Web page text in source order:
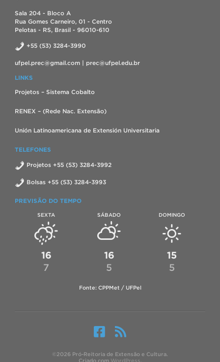
Sala 204 - Bloco A
Rua Gomes Carneiro, 01 - Centro
Pelotas - RS, Brasil - 96010-610
+55 (53) 3284-3990
ufpel.prec@gmail.com | prec@ufpel.edu.br
LINKS
Projetos – Sistema Cobalto
RENEX – (Rede Nac. Extensão)
Unión Latinoamericana de Extensión Universitaria
TELEFONES
Projetos +55 (53) 3284-3992
Bolsas +55 (53) 3284-3993
PREVISÃO DO TEMPO
SEXTA
16
7
SÁBADO
16
5
DOMINGO
15
5
Fonte: CPPMet / UFPel
©2026 Pró-Reitoria de Extensão e Cultura.
Criado com WordPress.